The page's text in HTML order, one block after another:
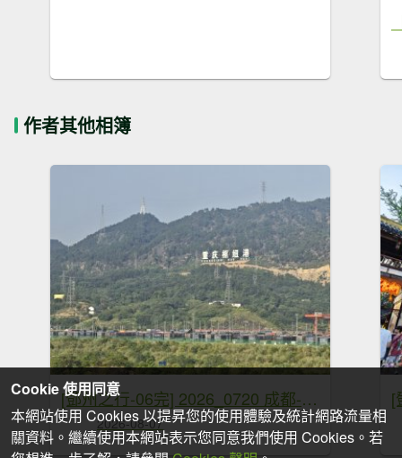
作者其他相簿
[鄧州之行-06完] 2026_0720 成都-深圳-桃園
2026-08-07
[
Cookie 使用同意
本網站使用 Cookies 以提昇您的使用體驗及統計網路流量相
關資料。繼續使用本網站表示您同意我們使用 Cookies。若